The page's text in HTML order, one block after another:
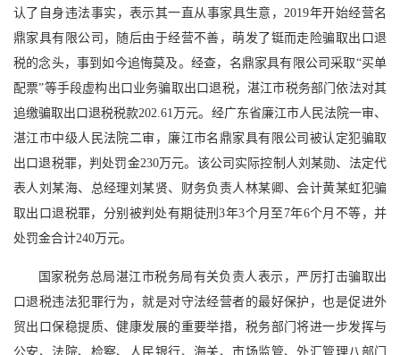
认了自身违法事实，表示其一直从事家具生意，2019年开始经营名
鼎家具有限公司，随后由于经营不善，萌发了铤而走险骗取出口退
税的念头，事到如今追悔莫及。经查，名鼎家具有限公司采取“买单
配票”等手段虚构出口业务骗取出口退税，湛江市税务部门依法对其
追缴骗取出口退税税款202.61万元。经广东省廉江市人民法院一审、
湛江市中级人民法院二审，廉江市名鼎家具有限公司被认定犯骗取
出口退税罪，判处罚金230万元。该公司实际控制人刘某勋、法定代
表人刘某海、总经理刘某贤、财务负责人林某卿、会计黄某虹犯骗
取出口退税罪，分别被判处有期徒刑3年3个月至7年6个月不等，并
处罚金合计240万元。
国家税务总局湛江市税务局有关负责人表示，严厉打击骗取出
口退税违法犯罪行为，就是对守法经营者的最好保护，也是促进外
贸出口保稳提质、健康发展的重要举措，税务部门将进一步发挥与
公安、法院、检察、人民银行、海关、市场监管、外汇管理八部门